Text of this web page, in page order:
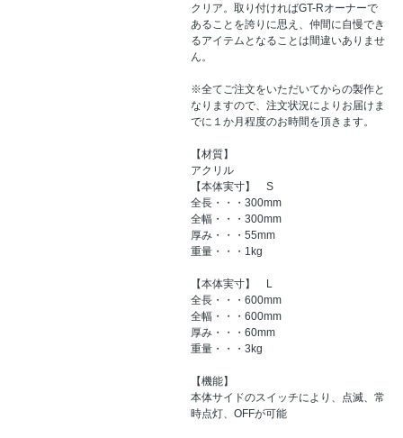
クリア。取り付ければGT-Rオーナーで
あることを誇りに思え、仲間に自慢でき
るアイテムとなることは間違いありませ
ん。
※全てご注文をいただいてからの製作と
なりますので、注文状況によりお届けま
でに１か月程度のお時間を頂きます。
【材質】
アクリル
【本体実寸】 S
全長・・・300mm
全幅・・・300mm
厚み・・・55mm
重量・・・1kg
【本体実寸】 L
全長・・・600mm
全幅・・・600mm
厚み・・・60mm
重量・・・3kg
【機能】
本体サイドのスイッチにより、点滅、常
時点灯、OFFが可能